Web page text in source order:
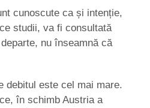
cunoscute ca și intenție,
studii, va fi consultată
nu înseamnă că
debitul este cel mai mare.
în schimb Austria a